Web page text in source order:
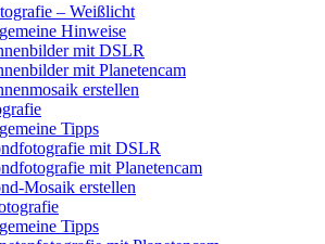
– Weißlicht
Hinweise
mit DSLR
mit Planetencam
erstellen
Tipps
mit DSLR
mit Planetencam
Mosaik erstellen
Tipps